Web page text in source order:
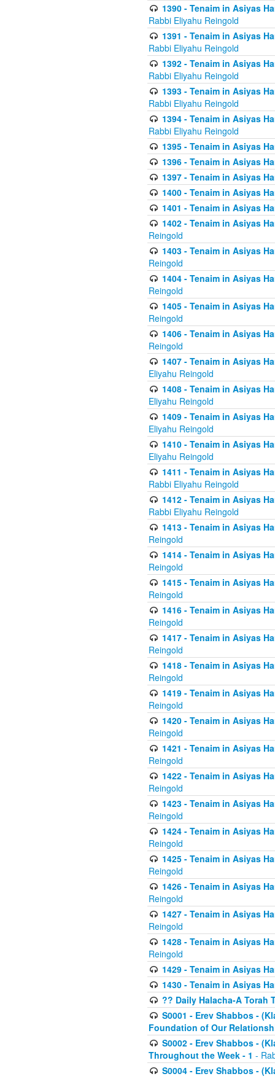
1390 - Tenaim in Asiyas
Rabbi Eliyahu Reingold
1391 - Tenaim in Asiyas
Rabbi Eliyahu Reingold
1392 - Tenaim in Asiyas
Rabbi Eliyahu Reingold
1393 - Tenaim in Asiyas
Rabbi Eliyahu Reingold
1394 - Tenaim in Asiyas
Rabbi Eliyahu Reingold
1395 - Tenaim in Asiyas
1396 - Tenaim in Asiyas
1397 - Tenaim in Asiyas
1400 - Tenaim in Asiyas
1401 - Tenaim in Asiyas
1402 - Tenaim in Asiyas
Reingold
1403 - Tenaim in Asiyas
Reingold
1404 - Tenaim in Asiyas
Reingold
1405 - Tenaim in Asiyas
Reingold
1406 - Tenaim in Asiyas
Reingold
1407 - Tenaim in Asiyas
Eliyahu Reingold
1408 - Tenaim in Asiyas
Eliyahu Reingold
1409 - Tenaim in Asiyas
Eliyahu Reingold
1410 - Tenaim in Asiyas
Eliyahu Reingold
1411 - Tenaim in Asiyas
Rabbi Eliyahu Reingold
1412 - Tenaim in Asiyas
Rabbi Eliyahu Reingold
1413 - Tenaim in Asiyas
Reingold
1414 - Tenaim in Asiyas
Reingold
1415 - Tenaim in Asiyas
Reingold
1416 - Tenaim in Asiyas
Reingold
1417 - Tenaim in Asiyas
Reingold
1418 - Tenaim in Asiyas
Reingold
1419 - Tenaim in Asiyas
Reingold
1420 - Tenaim in Asiyas
Reingold
1421 - Tenaim in Asiyas
Reingold
1422 - Tenaim in Asiyas
Reingold
1423 - Tenaim in Asiyas
Reingold
1424 - Tenaim in Asiyas
Reingold
1425 - Tenaim in Asiyas
Reingold
1426 - Tenaim in Asiyas
Reingold
1427 - Tenaim in Asiyas
Reingold
1428 - Tenaim in Asiyas
Reingold
1429 - Tenaim in Asiyas
1430 - Tenaim in Asiyas
?? Daily Halacha-A Torah
S0001 - Erev Shabbos -
Foundation of Our
S0002 - Erev Shabbos -
Throughout the Week - 1 -
S0004 - Erev Shabbos -